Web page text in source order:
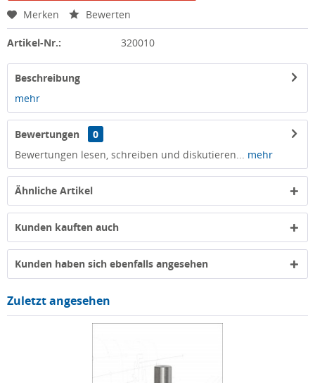
Merken Bewerten
Artikel-Nr.: 320010
Beschreibung
mehr
Bewertungen
0
Bewertungen lesen, schreiben und diskutieren...
mehr
Ähnliche Artikel
Kunden kauften auch
Kunden haben sich ebenfalls angesehen
Zuletzt angesehen